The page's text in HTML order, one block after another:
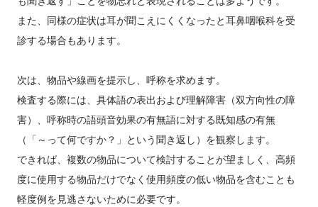
また、同様の症状は耳が聞こえにくくなったと耳鼻咽喉科を受
診する場合もあります。
次は、物品や線画を提示し、呼称を求めます。
検査する際には、具体語の表出および理解障害（双方向性の障
害）、呼称時の語頭音効果の有無語に対する既知感の有無
（「～って何ですか？」という聞き返し）を観察します。
できれば、複数の物品について検討することが望ましく、高頻
度に使用する物品だけでなく使用頻度の低い物品を含むことも
軽度例を見逃さないために必要です。